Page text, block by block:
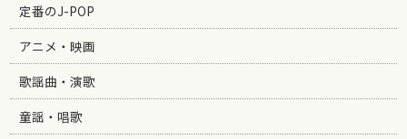
定番のJ-POP
アニメ・映画
歌謡曲・演歌
童謡・唱歌